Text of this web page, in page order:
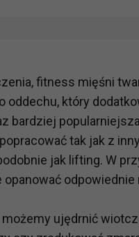
fitness mięśni
oddechu, który
bardziej
tak jak z
jak lifting. W
ujędrnić